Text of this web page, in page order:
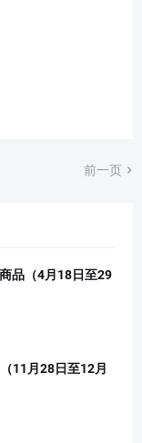
前一页
品（4月18日至29
11月28日至12月